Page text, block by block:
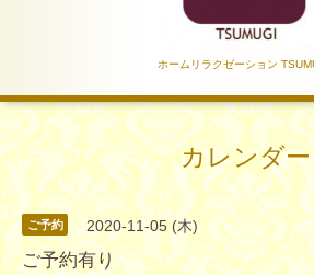
ホームリラクゼーション
カレンダー
ご予約 2020-11-05 (木)
ご予約有り